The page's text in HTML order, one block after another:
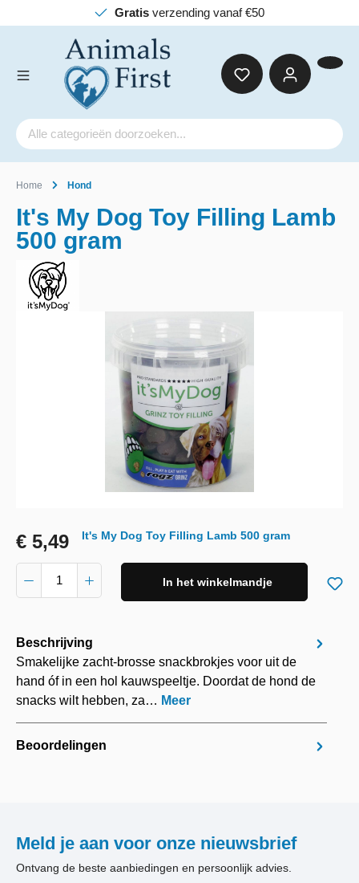
Gratisverzending vanaf €50
Home Hond
It's My Dog Toy Filling Lamb
500 gram
€ 5,49 It's My Dog Toy Filling Lamb 500 gram
In het winkelmandje
Beschrijving
Smakelijke zacht-brosse snackbrokjes voor uit de
hand óf in een hol kauwspeeltje. Doordat de hond de
snacks wilt hebben, za… Meer
Beoordelingen
Meld je aan voor onze nieuwsbrief
Ontvang de beste aanbiedingen en persoonlijk advies.